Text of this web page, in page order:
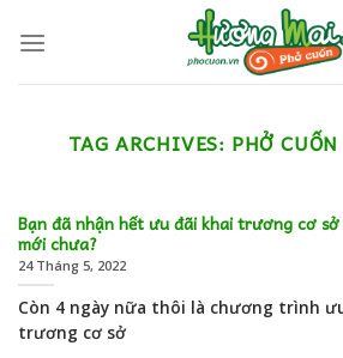
TAG ARCHIVES: PHỞ
Bạn đã nhận hết ưu đãi khai trương cơ
mới chưa?
24 Tháng 5, 2022
Còn 4 ngày nữa thôi là chương trình
trương cơ sở